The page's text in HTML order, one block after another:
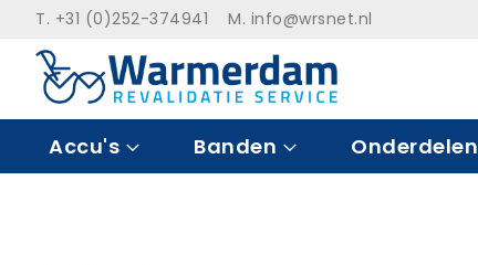
T. +31 (0)252-374941 M. info@wrsnet.nl
Accu's Banden Onderdelen